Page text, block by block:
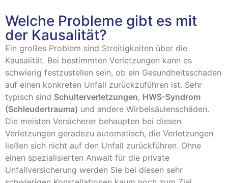
Welche Probleme gibt es mit
der Kausalität?
Ein großes Problem sind Streitigkeiten über die
Kausalität. Bei bestimmten Verletzungen kann es
schwierig festzustellen sein, ob ein Gesundheitsschaden
auf einen konkreten Unfall zurückzuführen ist. Sehr
typisch sind Schulterverletzungen, HWS-Syndrom
(Schleudertrauma) und andere Wirbelsäulenschäden.
Die meisten Versicherer behaupten bei diesen
Verletzungen geradezu automatisch, die Verletzungen
ließen sich nicht auf den Unfall zurückführen. Ohne
einen spezialisierten Anwalt für die private
Unfallversicherung werden Sie bei diesen sehr